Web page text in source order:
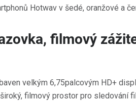
filmový
velkým 6,75palcovým HD+
filmový prostor pro sledování